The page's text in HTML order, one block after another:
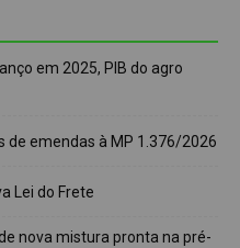
em 2025, PIB do agro
de emendas à MP 1.376/2026
Lei do Frete
nova mistura pronta na pré-